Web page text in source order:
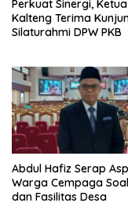
Perkuat Sinergi, Ketua
Kalteng Terima
Silaturahmi DPW PKB
Abdul Hafiz Serap
Warga Cempaga
dan Fasilitas Desa